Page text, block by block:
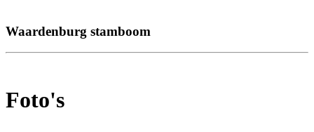
Waardenburg stamboom
Foto's